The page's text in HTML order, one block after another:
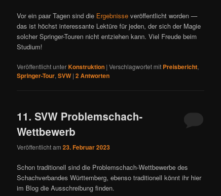
Vor ein paar Tagen sind die Ergebnisse veröffentlicht worden —
das ist höchst interessante Lektüre für jeden, der sich der Magie
solcher Springer-Touren nicht entziehen kann. Viel Freude beim
Studium!
Veröffentlicht unterKonstruktion |Verschlagwortet mit Preisbericht,
Springer-Tour,SVW |2Antworten
11. SVW Problemschach-
Wettbewerb
Veröffentlicht am23. Februar 2023
Schon traditionell sind die Problemschach-Wettbewerbe des
Schachverbandes Württemberg, ebenso traditionell könnt ihr hier
im Blog die Ausschreibung finden.